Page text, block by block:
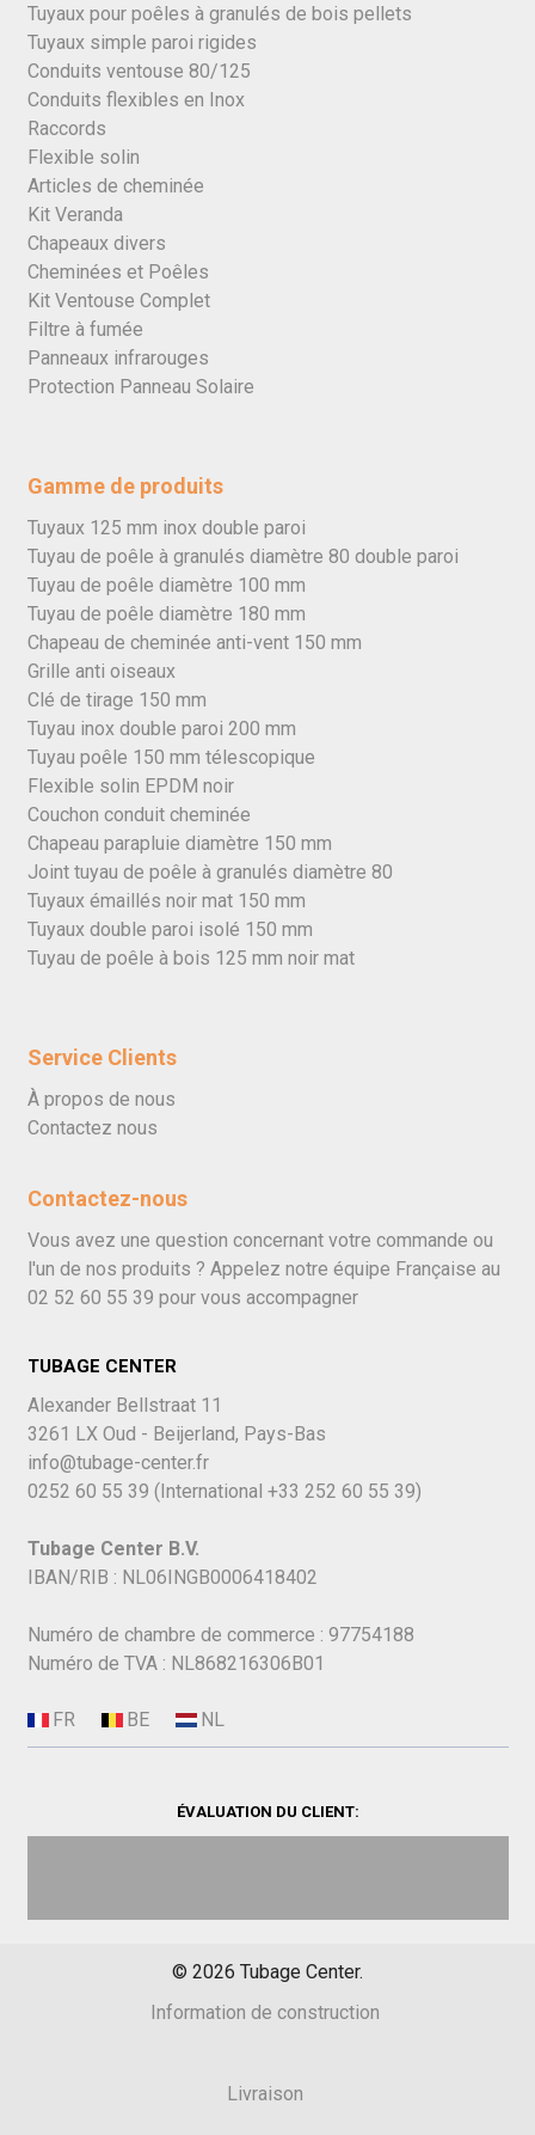
Tuyaux pour poêles à granulés de bois pellets
Tuyaux simple paroi rigides
Conduits ventouse 80/125
Conduits flexibles en Inox
Raccords
Flexible solin
Articles de cheminée
Kit Veranda
Chapeaux divers
Cheminées et Poêles
Kit Ventouse Complet
Filtre à fumée
Panneaux infrarouges
Protection Panneau Solaire
Gamme de produits
Tuyaux 125 mm inox double paroi
Tuyau de poêle à granulés diamètre 80 double paroi
Tuyau de poêle diamètre 100 mm
Tuyau de poêle diamètre 180 mm
Chapeau de cheminée anti-vent 150 mm
Grille anti oiseaux
Clé de tirage 150 mm
Tuyau inox double paroi 200 mm
Tuyau poêle 150 mm télescopique
Flexible solin EPDM noir
Couchon conduit cheminée
Chapeau parapluie diamètre 150 mm
Joint tuyau de poêle à granulés diamètre 80
Tuyaux émaillés noir mat 150 mm
Tuyaux double paroi isolé 150 mm
Tuyau de poêle à bois 125 mm noir mat
Service Clients
À propos de nous
Contactez nous
Contactez-nous
Vous avez une question concernant votre commande ou
l'un de nos produits ? Appelez notre équipe Française au
02 52 60 55 39 pour vous accompagner
TUBAGE CENTER
Alexander Bellstraat 11
3261 LX Oud - Beijerland, Pays-Bas
info@tubage-center.fr
0252 60 55 39 (International +33 252 60 55 39)
Tubage Center B.V.
IBAN/RIB : NL06INGB0006418402
Numéro de chambre de commerce : 97754188
Numéro de TVA : NL868216306B01
ÉVALUATION DU CLIENT:
© 2026 Tubage Center.
Information de construction
Livraison